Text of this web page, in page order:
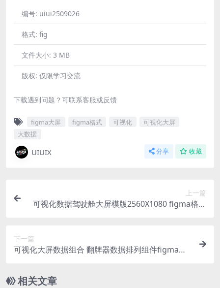
编号: uiui2509026
格式: fig
文件大小: 3 MB
版权: 仅限学习交流
下载遇到问题？可联系客服或反馈
figma大屏 figma格式 可视化
可视化大屏
大数据
UIUIX 分享 收藏
上一篇
可视化数据驾驶舱大屏模版2560X1080 figma格式
下一篇
可视化大屏数据组合 翻牌器数据排列组件figma格
相关文章